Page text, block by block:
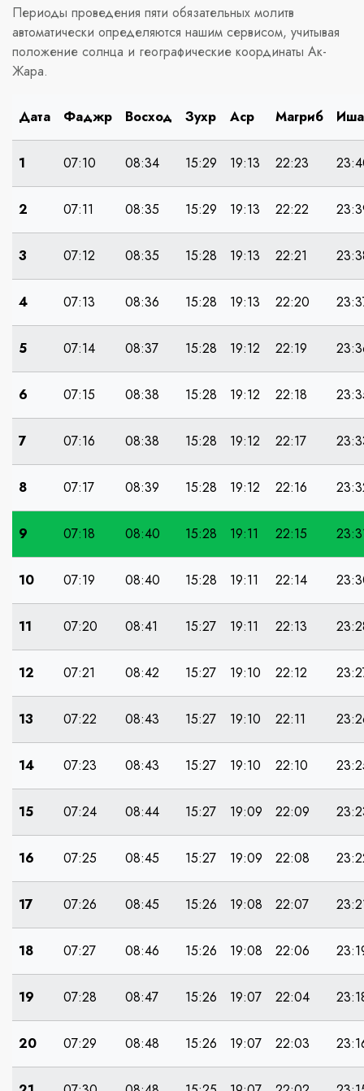
Периоды проведения пяти обязательных молитв
автоматически определяются нашим сервисом, учитывая
положение солнца и географические координаты Ак-
Жара.
Дата Фаджр Восход Зухр Аср Магриб Иша
1 07:10 08:34 15:29 19:13 22:23
2 07:11 08:35 15:29 19:13 22:22
3 07:12 08:35 15:28 19:13 22:21
4 07:13 08:36 15:28 19:13 22:20
5 07:14 08:37 15:28 19:12 22:19
6 07:15 08:38 15:28 19:12 22:18
7 07:16 08:38 15:28 19:12 22:17
8 07:17 08:39 15:28 19:12 22:16
9 07:18 08:40 15:28 19:11 22:15
10 07:19 08:40 15:28 19:11 22:14
11 07:20 08:41 15:27 19:11 22:13
12 07:21 08:42 15:27 19:10 22:12
13 07:22 08:43 15:27 19:10 22:11
14 07:23 08:43 15:27 19:10 22:10
15 07:24 08:44 15:27 19:09 22:09
16 07:25 08:45 15:27 19:09 22:08
17 07:26 08:45 15:26 19:08 22:07
18 07:27 08:46 15:26 19:08 22:06
19 07:28 08:47 15:26 19:07 22:04
20 07:29 08:48 15:26 19:07 22:03